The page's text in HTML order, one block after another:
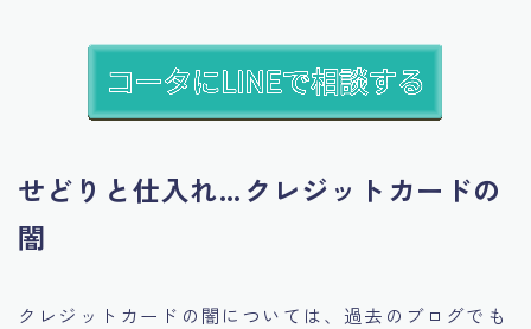
せどりと仕入れ…クレジットカードの
闇
クレジットカードの闇については、過去のブログでも